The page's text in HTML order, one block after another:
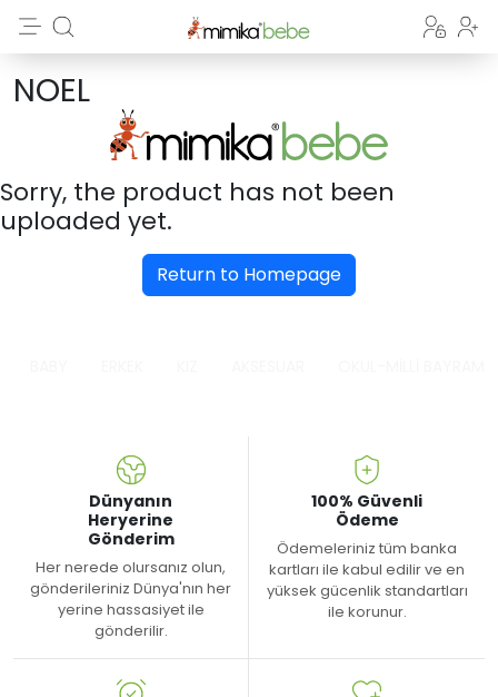
NOEL
Sorry, the product has not been
uploaded yet.
Return to Homepage
Dünyanın
Heryerine
Gönderim
Her nerede olursanız olun,
gönderileriniz Dünya'nın her
yerine hassasiyet ile
gönderilir.
100% Güvenli
Ödeme
Ödemeleriniz tüm banka
kartları ile kabul edilir ve en
yüksek gücenlik standartları
ile korunur.